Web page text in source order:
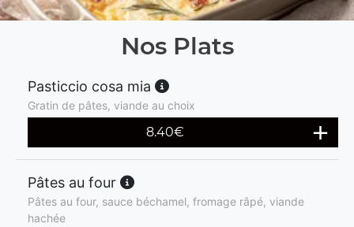
Nos Plats
Pasticcio cosa mia
Gratin de pâtes, viande au choix
8.40€
Pâtes au four
Pâtes au four, sauce béchamel, fromage râpé, viande
hachée